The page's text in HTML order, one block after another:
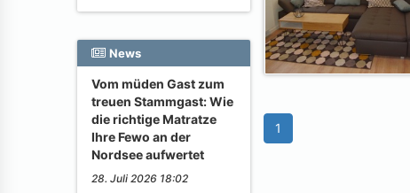
News
Vom müden Gast zum
treuen Stammgast: Wie
die richtige Matratze
Ihre Fewo an der
Nordsee aufwertet
28. Juli 2026 18:02
1